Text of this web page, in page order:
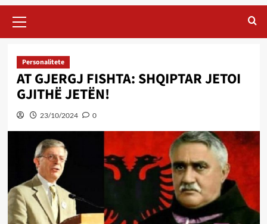
Menu
Personalitete
AT GJERGJ FISHTA: SHQIPTAR JETOI
GJITHË JETËN!
23/10/2024 0